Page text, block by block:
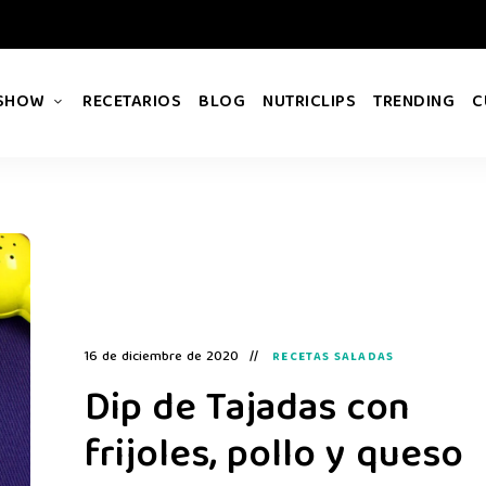
RECETARIOS BLOG NUTRICLIPS TRENDING
16 de diciembre de 2020 RECETAS SALADAS
Dip de Tajadas con
frijoles, pollo y queso